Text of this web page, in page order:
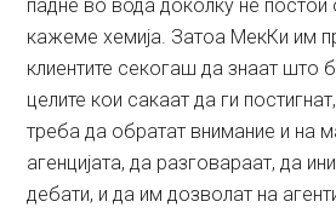
падне во вода доколку не постои
кажеме хемија. Затоа МекКи им
клиентите секогаш да знаат што
целите кои сакаат да ги
треба да обратат внимание и на
агенцијата, да разговараат, да
дебати, и да им дозволат на